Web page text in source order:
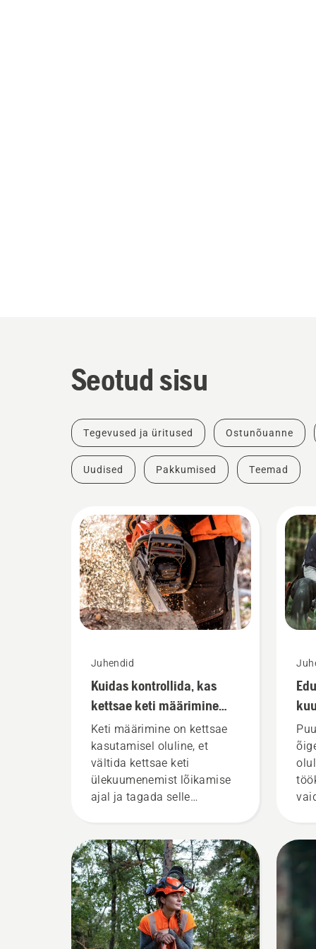
Seotud sisu
Tegevused ja üritused Ostunõuanne
Uudised Pakkumised Teemad
Juhendid
Kuidas kontrollida, kas
kettsae keti määrimine
töötab?
Keti määrimine on kettsae
kasutamisel oluline, et
vältida kettsae keti
ülekuumenemist lõikamise
ajal ja tagada selle
pikendab juhtplaadi ja keti
eluiga. Järgige selles
lühivideos toodud suuniseid
selle kohta, kuidas
kontrollida kettsae keti
määrdesüsteemi töökorras